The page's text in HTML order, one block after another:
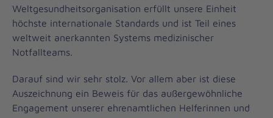
Weltgesundheitsorganisation erfüllt unsere Einheit
höchste internationale Standards und ist Teil eines
weltweit anerkannten Systems medizinischer
Notfallteams.
Darauf sind wir sehr stolz. Vor allem aber ist diese
Auszeichnung ein Beweis für das außergewöhnliche
Engagement unserer ehrenamtlichen Helferinnen und